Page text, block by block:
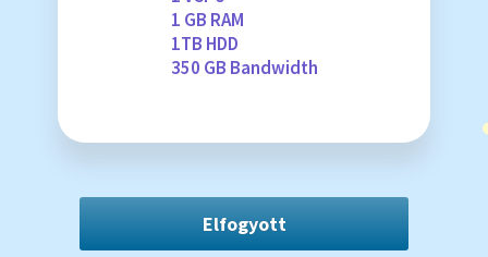
1 GB RAM
1TB HDD
350 GB Bandwidth
Elfogyott